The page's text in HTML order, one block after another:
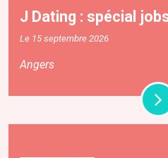
J Dating : spécial
Le 15 septembre 2026
Angers